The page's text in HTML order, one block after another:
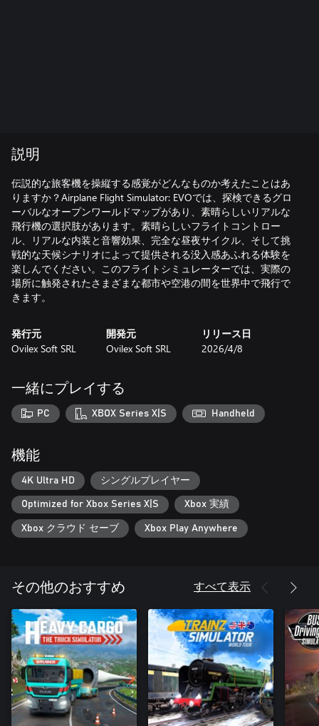
説明
伝説的な旅客機を操縦する感覚がどんなものか考えたことはあ
りますか？Airplane Flight Simulator: EVOでは、探検できるグロ
ーバルなオープンワールドマップがあり、素晴らしいリアルな
飛行機の選択肢があります。素晴らしいフライトコントロー
ル、リアルな内装と音響効果、完全な昼夜サイクル、そして挑
戦的な天候シナリオによって提供される没入感あふれる体験を
楽しんでください。このフライトシミュレーターでは、実際の
場所に触発されたさまざまな都市や空港の間を世界中で飛行で
きます。
発行元
Ovilex Soft SRL
開発元
Ovilex Soft SRL
リリース日
2026/4/8
一緒にプレイする
PC XBOX Series X|S Handheld
機能
4K Ultra HD シングルプレイヤー
Optimized for Xbox Series X|S Xbox 実績
Xbox クラウド セーブ Xbox Play Anywhere
その他のおすすめ すべて表示